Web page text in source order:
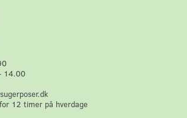
14.00
12 timer på hverdage